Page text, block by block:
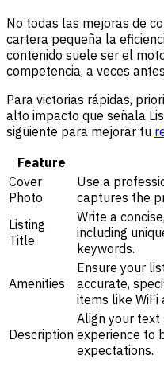
No todas las mejoras de
cartera pequeña la
contenido suele ser el
competencia, a veces
Para victorias rápidas,
alto impacto que señala
siguiente para mejorar tu
Feature
Cover
Photo
Use a
captures the
Listing
Title
Write a
including
keywords.
Amenities
Ensure your
accurate,
items like WiFi
Description
Align your
experience to
expectations.